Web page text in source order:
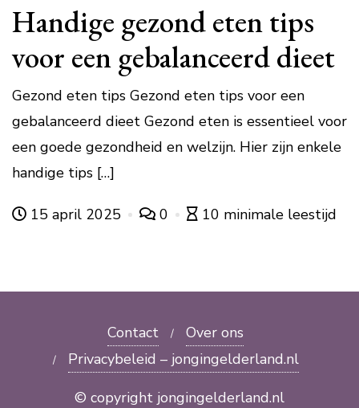
Handige gezond eten tips
voor een gebalanceerd dieet
Gezond eten tips Gezond eten tips voor een
gebalanceerd dieet Gezond eten is essentieel voor
een goede gezondheid en welzijn. Hier zijn enkele
handige tips […]
15 april 2025 0 10 minimale leestijd
Contact
Over ons
Privacybeleid – jongingelderland.nl
© copyright jongingelderland.nl